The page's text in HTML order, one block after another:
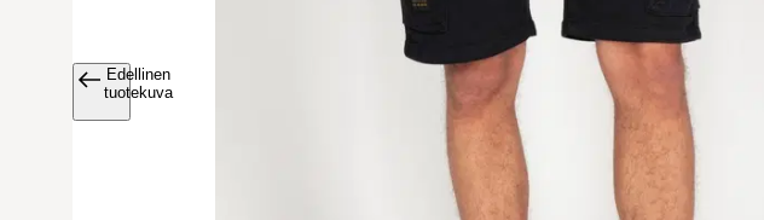
Avaa tuotekuva suurennettuna
Edellinen
tuotekuva